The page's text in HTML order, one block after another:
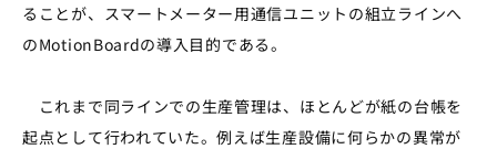
ることが、スマートメーター用通信ユニットの組立ラインへ
のMotionBoardの導入目的である。
これまで同ラインでの生産管理は、ほとんどが紙の台帳を
起点として行われていた。例えば生産設備に何らかの異常が